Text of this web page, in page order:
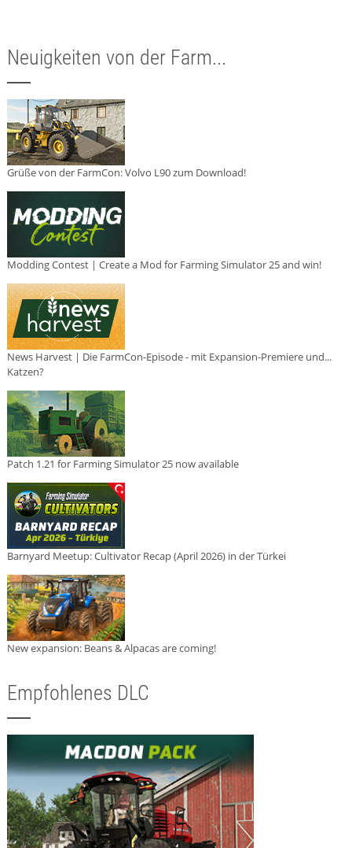
Neuigkeiten von der Farm...
Grüße von der FarmCon: Volvo L90 zum Download!
Modding Contest | Create a Mod for Farming Simulator 25 and win!
News Harvest | Die FarmCon-Episode - mit Expansion-Premiere und...
Katzen?
Patch 1.21 for Farming Simulator 25 now available
Barnyard Meetup: Cultivator Recap (April 2026) in der Türkei
New expansion: Beans & Alpacas are coming!
Empfohlenes DLC